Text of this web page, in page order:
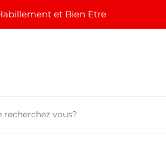
et Bien Etre